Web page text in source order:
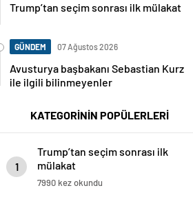
Trump’tan seçim sonrası ilk mülakat
GÜNDEM 07 Ağustos 2026
Avusturya başbakanı Sebastian Kurz
ile ilgili bilinmeyenler
KATEGORİNİN POPÜLERLERİ
1
Trump’tan seçim sonrası ilk
mülakat
7990 kez okundu